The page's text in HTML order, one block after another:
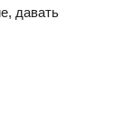
давать